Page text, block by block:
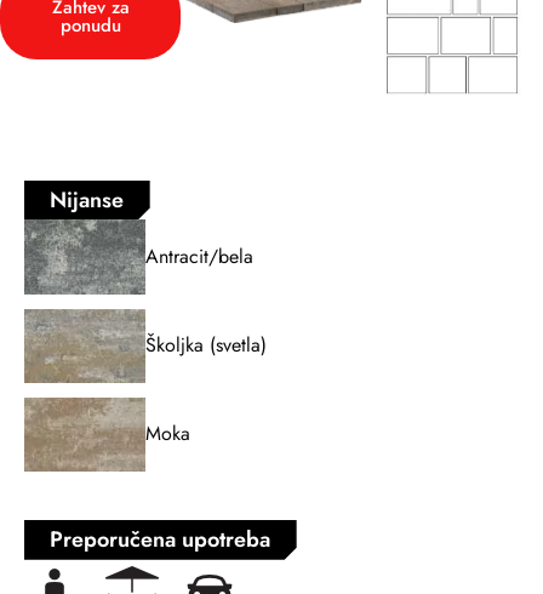
Zahtev za
ponudu
Nijanse
Antracit/bela
Školjka (svetla)
Moka
Preporučena upotreba